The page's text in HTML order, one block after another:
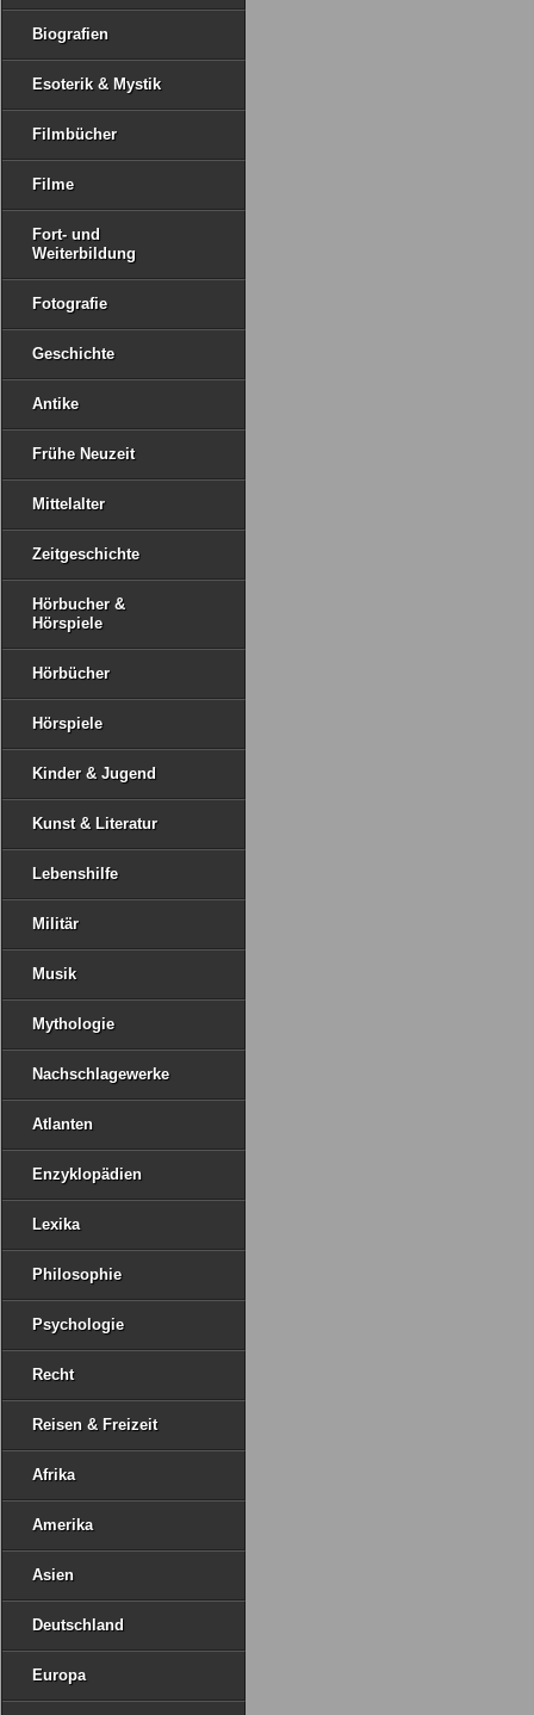
Biografien
Esoterik & Mystik
Filmbücher
Filme
Fort- und
Weiterbildung
Fotografie
Geschichte
Antike
Frühe Neuzeit
Mittelalter
Zeitgeschichte
Hörbucher &
Hörspiele
Hörbücher
Hörspiele
Kinder & Jugend
Kunst & Literatur
Lebenshilfe
Militär
Musik
Mythologie
Nachschlagewerke
Atlanten
Enzyklopädien
Lexika
Philosophie
Psychologie
Recht
Reisen & Freizeit
Afrika
Amerika
Asien
Deutschland
Europa